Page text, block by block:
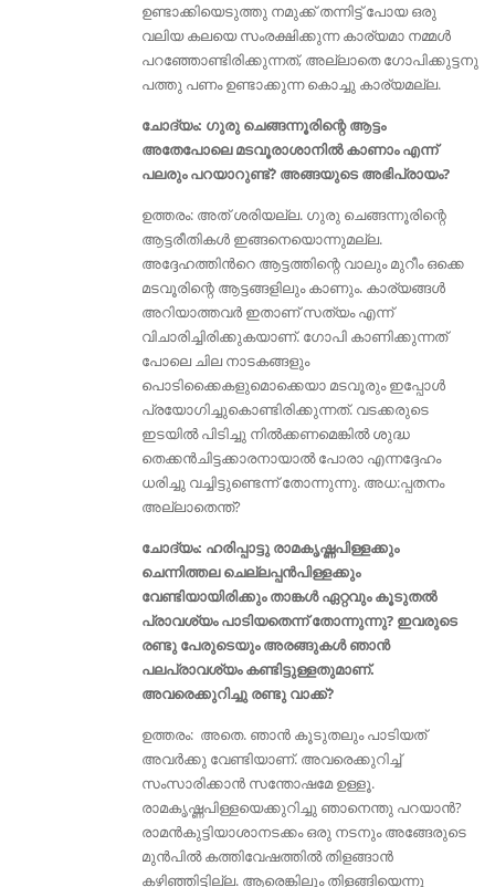
ഉണ്ടാക്കിയെടുത്തു നമുക്ക് തന്നിട്ട് പോയ ഒരു
വലിയ കലയെ സംരക്ഷിക്കുന്ന കാര്യമാ നമ്മൾ
പറഞ്ഞോണ്ടിരിക്കുന്നത്‌, അല്ലാതെ ഗോപിക്കുട്ടനു
പത്തു പണം ഉണ്ടാക്കുന്ന കൊച്ചു കാര്യമല്ല.
ചോദ്യം: ഗുരു ചെങ്ങന്നൂരിന്റെ ആട്ടം
അതേപോലെ മടവൂരാശാനിൽ കാണാം എന്ന്
പലരും പറയാറുണ്ട്‌? അങ്ങയുടെ അഭിപ്രായം?
ഉത്തരം: അത് ശരിയല്ല. ഗുരു ചെങ്ങന്നൂരിന്റെ
ആട്ടരീതികള്‍ ഇങ്ങനെയൊന്നുമല്ല.
അദ്ദേഹത്തിൻറെ ആട്ടത്തിന്റെ വാലും മുറീം ഒക്കെ
മടവൂരിന്റെ ആട്ടങ്ങളിലും കാണും. കാര്യങ്ങൾ
അറിയാത്തവര്‍ ഇതാണ് സത്യം എന്ന്
വിചാരിച്ചിരിക്കുകയാണ്. ഗോപി കാണിക്കുന്നത്
പോലെ ചില നാടകങ്ങളും
പൊടിക്കൈകളുമൊക്കെയാ മടവൂരും ഇപ്പോൾ
പ്രയോഗിച്ചുകൊണ്ടിരിക്കുന്നത്. വടക്കരുടെ
ഇടയില്‍ പിടിച്ചു നില്‍ക്കണമെങ്കില്‍ ശുദ്ധ
തെക്കന്‍ചിട്ടക്കാരനായാല്‍ പോരാ എന്നദ്ദേഹം
ധരിച്ചു വച്ചിട്ടുണ്ടെന്ന് തോന്നുന്നു. അധ:പ്പതനം
അല്ലാതെന്ത്?
ചോദ്യം: ഹരിപ്പാട്ടു രാമകൃഷ്ണപിള്ളക്കും
ചെന്നിത്തല ചെല്ലപ്പൻപിള്ളക്കും
വേണ്ടിയായിരിക്കും താങ്കൾ ഏറ്റവും കൂടുതൽ
പ്രാവശ്യം പാടിയതെന്ന് തോന്നുന്നു? ഇവരുടെ
രണ്ടു പേരുടെയും അരങ്ങുകൾ ഞാൻ
പലപ്രാവശ്യം കണ്ടിട്ടുള്ളതുമാണ്.
അവരെക്കുറിച്ചു രണ്ടു വാക്ക്?
ഉത്തരം: അതെ. ഞാൻ കൂടുതലും പാടിയത്
അവർക്കു വേണ്ടിയാണ്. അവരെക്കുറിച്ച്
സംസാരിക്കാൻ സന്തോഷമേ ഉള്ളൂ.
രാമകൃഷ്ണപിള്ളയെക്കുറിച്ചു ഞാനെന്തു പറയാൻ?
രാമന്‍കുട്ടിയാശാനടക്കം ഒരു നടനും അങ്ങേരുടെ
മുന്‍പില്‍ കത്തിവേഷത്തിൽ തിളങ്ങാന്‍
കഴിഞ്ഞിട്ടില്ല. ആരെങ്കിലും തിളങ്ങിയെന്നു